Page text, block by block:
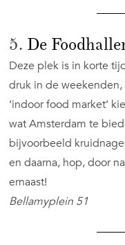
5. De
Deze plek is in korte
druk in de
‘indoor food market’
wat Amsterdam te
bijvoorbeeld
en daarna, hop, door
ernaast!
Bellamyplein 51